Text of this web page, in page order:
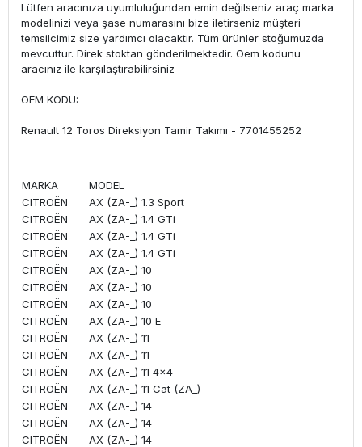
Lütfen aracınıza uyumluluğundan emin değilseniz araç marka
modelinizi veya şase numarasını bize iletirseniz müşteri
temsilcimiz size yardımcı olacaktır. Tüm ürünler stoğumuzda
mevcuttur. Direk stoktan gönderilmektedir. Oem kodunu
aracınız ile karşılaştırabilirsiniz
OEM KODU:
Renault 12 Toros Direksiyon Tamir Takımı - 7701455252
MARKA
MODEL
CITROËN
AX (ZA-_) 1.3 Sport
CITROËN
AX (ZA-_) 1.4 GTi
CITROËN
AX (ZA-_) 1.4 GTi
CITROËN
AX (ZA-_) 1.4 GTi
CITROËN
AX (ZA-_) 10
CITROËN
AX (ZA-_) 10
CITROËN
AX (ZA-_) 10
CITROËN
AX (ZA-_) 10 E
CITROËN
AX (ZA-_) 11
CITROËN
AX (ZA-_) 11
CITROËN
AX (ZA-_) 11 4x4
CITROËN
AX (ZA-_) 11 Cat (ZA_)
CITROËN
AX (ZA-_) 14
CITROËN
AX (ZA-_) 14
CITROËN
AX (ZA-_) 14